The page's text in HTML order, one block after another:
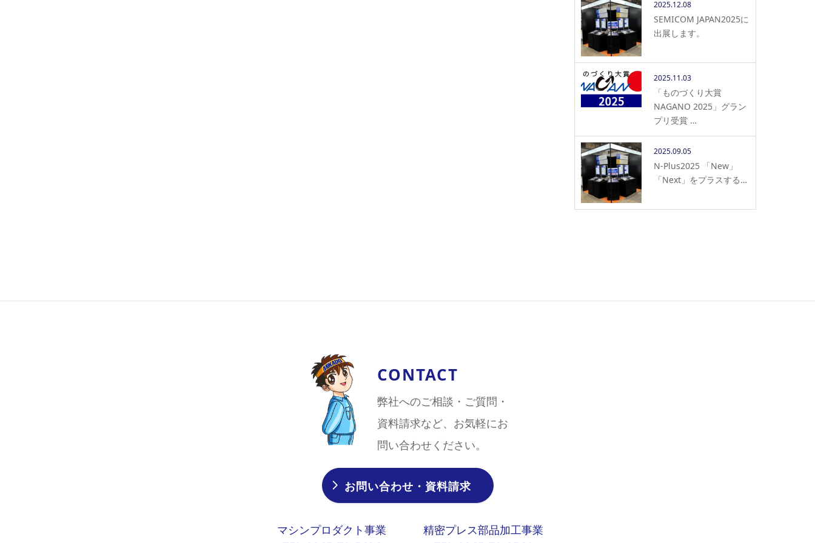
2025.12.08
SEMICOM JAPAN2025に
出展します。
2025.11.03
「ものづくり大賞
NAGANO 2025」グラン
プリ受賞 …
2025.09.05
N-Plus2025 「New」
「Next」をプラスする…
CONTACT
弊社へのご相談・ご質問・
資料請求など、お気軽にお
問い合わせください。
お問い合わせ・資料請求
マシンプロダクト事業
精密プレス部品加工事業